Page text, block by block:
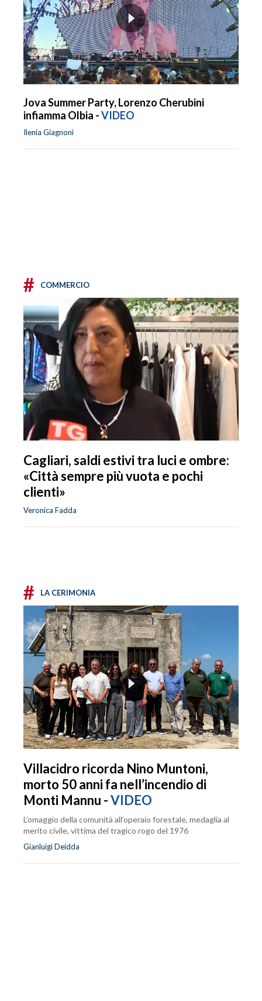
Jova Summer Party, Lorenzo Cherubini
infiamma Olbia -VIDEO
Ilenia Giagnoni
# COMMERCIO
Cagliari, saldi estivi tra luci e ombre:
«Città sempre più vuota e pochi
clienti»
Veronica Fadda
# LA CERIMONIA
Villacidro ricorda Nino Muntoni,
morto 50 anni fa nell’incendio di
Monti Mannu -VIDEO
L’omaggio della comunità all’operaio forestale, medaglia al
merito civile, vittima del tragico rogo del 1976
Gianluigi Deidda